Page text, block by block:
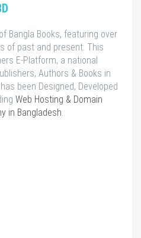
Bangla Books, featuring over
of past and present. This
E-Platform, a national
Authors & Books in
been Designed, Developed
Web Hosting & Domain
in Bangladesh.